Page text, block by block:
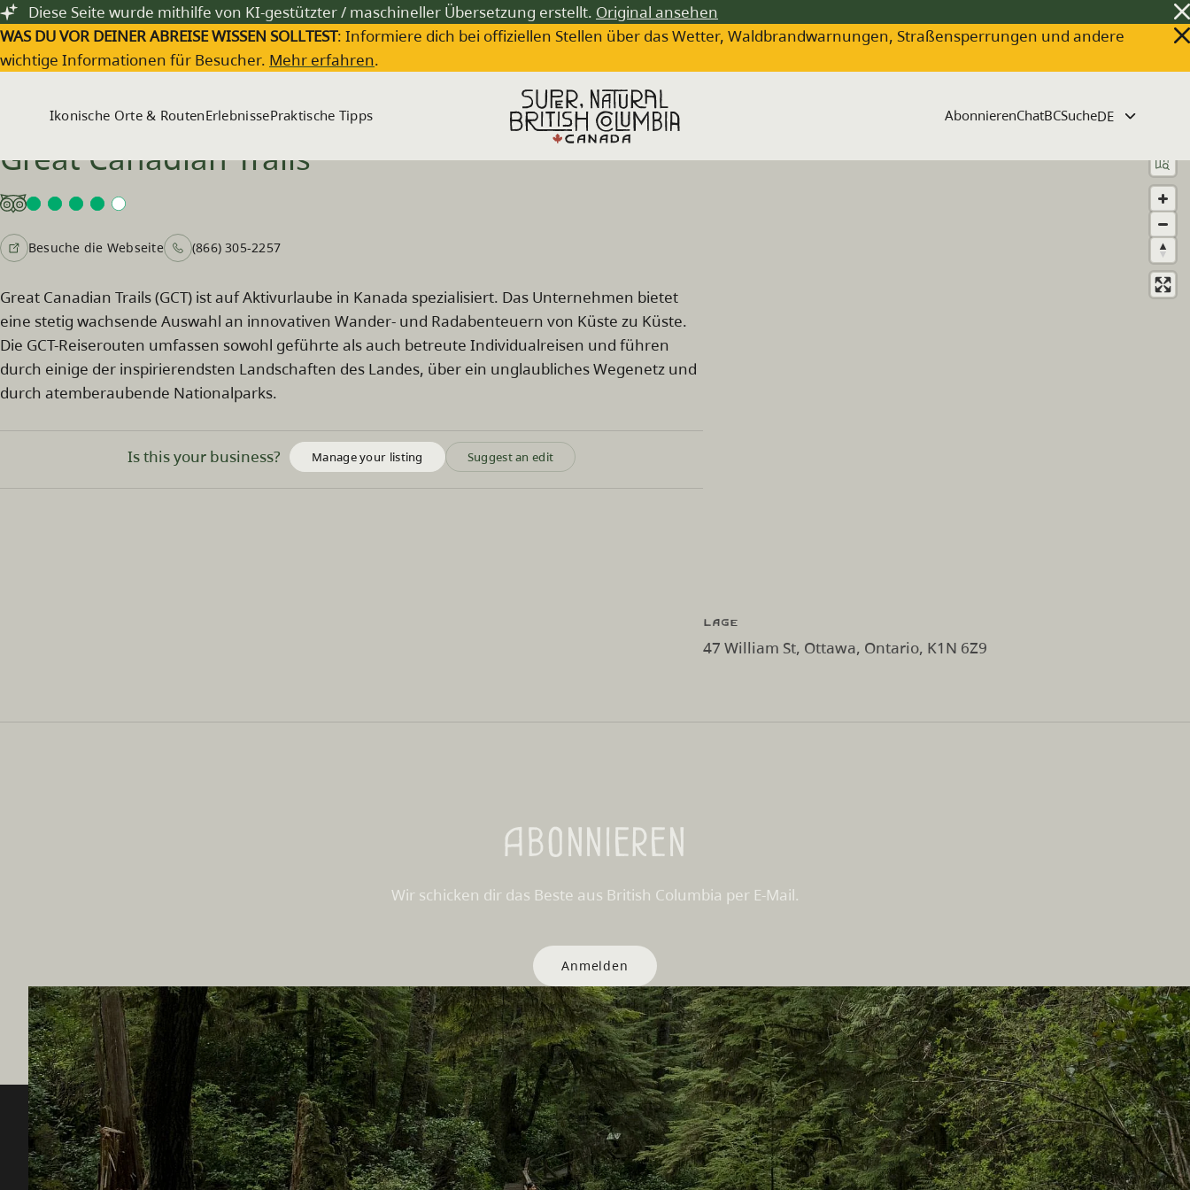
Zum Hauptinhalt springen
Diese Seite wurde mithilfe von KI-gestützter / maschineller Übersetzung erstellt. Original ansehen
WAS DU VOR DEINER ABREISE WISSEN SOLLTEST: Informiere dich bei offiziellen Stellen über das Wetter, Waldbrandwarnungen, Straßensperrungen und andere
wichtige Informationen für Besucher. Mehr erfahren.
Ikonische Orte & RoutenErlebnissePraktische Tipps AbonnierenChatBCSuche
Great Canadian Trails
Besuche die Webseite (866) 305-2257
Great Canadian Trails (GCT) ist auf Aktivurlaube in Kanada spezialisiert. Das Unternehmen bietet
eine stetig wachsende Auswahl an innovativen Wander- und Radabenteuern von Küste zu Küste.
Die GCT-Reiserouten umfassen sowohl geführte als auch betreute Individualreisen und führen
durch einige der inspirierendsten Landschaften des Landes, über ein unglaubliches Wegenetz und
durch atemberaubende Nationalparks.
Is this your business? Manage your listing Suggest an edit
Lage
47 William St, Ottawa, Ontario, K1N 6Z9
Abonnieren
Wir schicken dir das Beste aus British Columbia per E-Mail.
Anmelden
Destination BC Unsere Websites Partnerseiten Auf dieser Website